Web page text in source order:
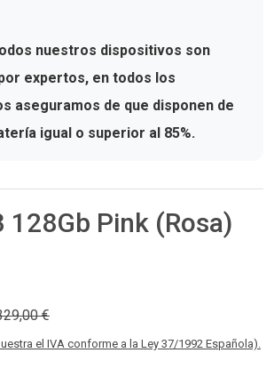
nuestros dispositivos son
expertos, en todos los
aseguramos de que disponen de
igual o superior al 85%.
128Gb Pink (Rosa)
€
el IVA conforme a la Ley 37/1992 Española).